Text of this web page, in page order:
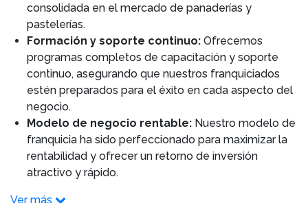
consolidada en el mercado de panaderías y
pastelerías.
Formación y soporte continuo: Ofrecemos
programas completos de capacitación y soporte
continuo, asegurando que nuestros franquiciados
estén preparados para el éxito en cada aspecto del
negocio.
Modelo de negocio rentable: Nuestro modelo de
franquicia ha sido perfeccionado para maximizar la
rentabilidad y ofrecer un retorno de inversión
atractivo y rápido.
Ver más